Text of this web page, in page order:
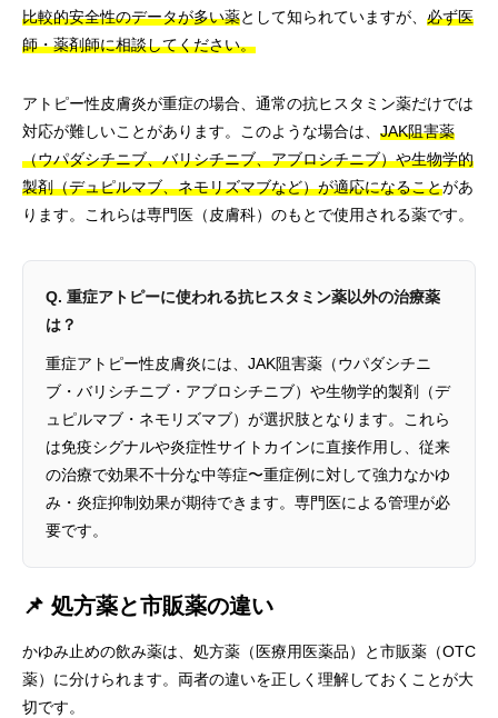
比較的安全性のデータが多い薬として知られていますが、 必ず医
師・薬剤師に相談してください。
アトピー性皮膚炎が重症の場合、通常の抗ヒスタミン薬だけでは
対応が難しいことがあります。このような場合は、 JAK阻害薬
（ウパダシチニブ、バリシチニブ、アブロシチニブ）や生物学的
製剤（デュピルマブ、ネモリズマブなど）が適応になることがあ
ります。これらは専門医（皮膚科）のもとで使用される薬です。
Q. 重症アトピーに使われる抗ヒスタミン薬以外の治療薬
は？
重症アトピー性皮膚炎には、JAK阻害薬（ウパダシチニ
ブ・バリシチニブ・アブロシチニブ）や生物学的製剤（デ
ュピルマブ・ネモリズマブ）が選択肢となります。これら
は免疫シグナルや炎症性サイトカインに直接作用し、従来
の治療で効果不十分な中等症〜重症例に対して強力なかゆ
み・炎症抑制効果が期待できます。専門医による管理が必
要です。
📌 処方薬と市販薬の違い
かゆみ止めの飲み薬は、処方薬（医療用医薬品）と市販薬（OTC
薬）に分けられます。両者の違いを正しく理解しておくことが大
切です。